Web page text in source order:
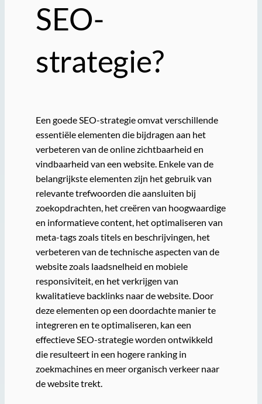
SEO-
strategie?
Een goede SEO-strategie omvat verschillende
essentiële elementen die bijdragen aan het
verbeteren van de online zichtbaarheid en
vindbaarheid van een website. Enkele van de
belangrijkste elementen zijn het gebruik van
relevante trefwoorden die aansluiten bij
zoekopdrachten, het creëren van hoogwaardige
en informatieve content, het optimaliseren van
meta-tags zoals titels en beschrijvingen, het
verbeteren van de technische aspecten van de
website zoals laadsnelheid en mobiele
responsiviteit, en het verkrijgen van
kwalitatieve backlinks naar de website. Door
deze elementen op een doordachte manier te
integreren en te optimaliseren, kan een
effectieve SEO-strategie worden ontwikkeld
die resulteert in een hogere ranking in
zoekmachines en meer organisch verkeer naar
de website trekt.